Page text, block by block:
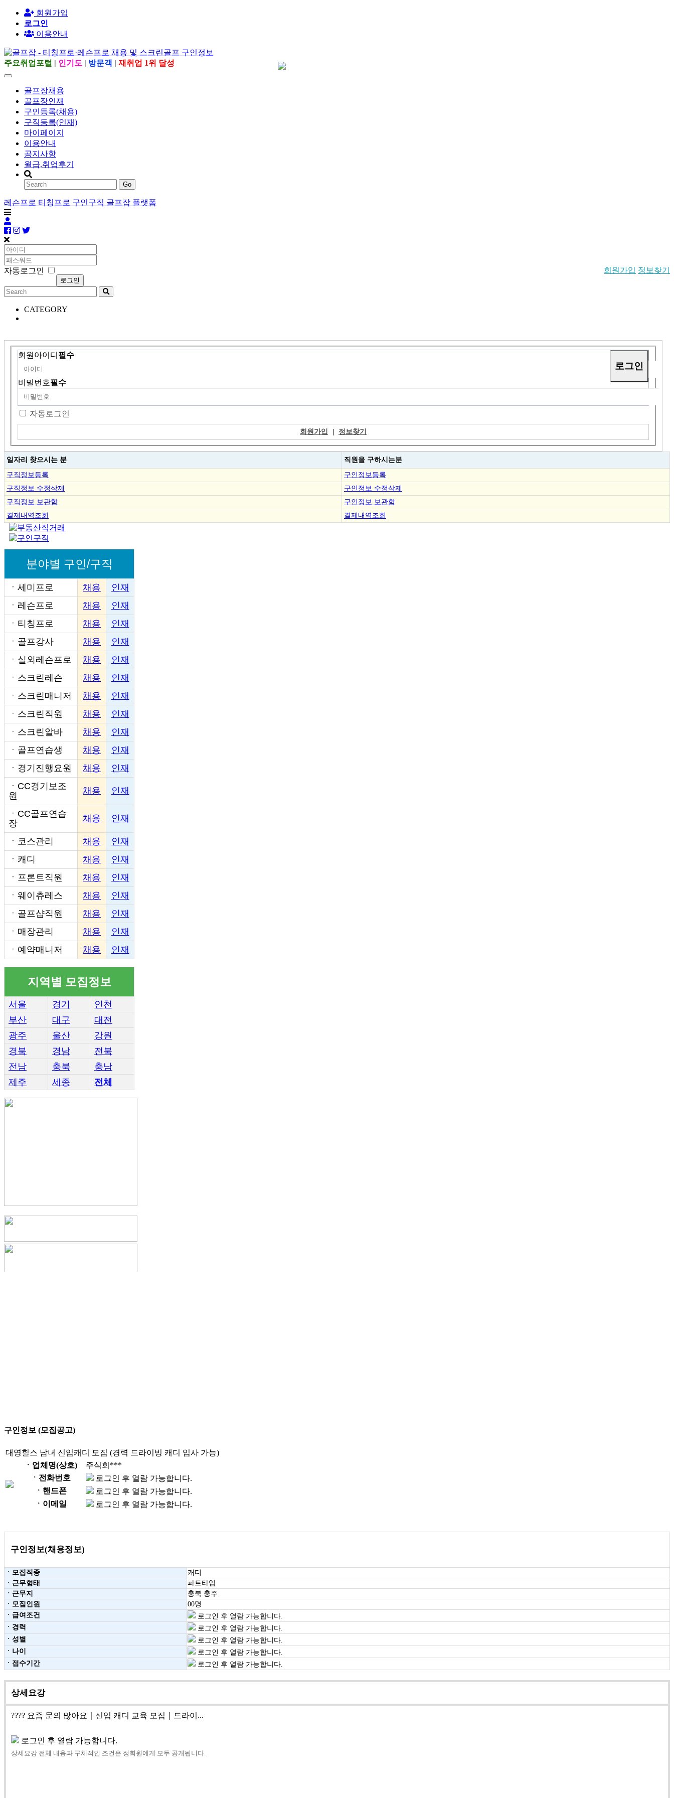
회원가입
로그인
이용안내
주요취업포털 | 인기도 | 방문객 | 재취업 1위 달성
골프장채용
골프장인재
구인등록(채용)
구직등록(인재)
마이페이지
이용안내
공지사항
월급,취업후기
Go
레슨프로 티칭프로 구인구직 골프잡 플랫폼
자동로그인 회원가입 정보찾기
CATEGORY
회원아이디 필수
비밀번호필수
자동로그인
회원가입 | 정보찾기
일자리 찾으시는 분 직원을 구하시는분
구직정보등록
구인정보등록
구직정보 수정삭제
구인정보 수정삭제
구직정보 보관함
구인정보 보관함
결제내역조회
결제내역조회
분야별 구인/구직
ㆍ 세미프로 채용
인재
ㆍ 레슨프로 채용
인재
ㆍ 티칭프로 채용
인재
ㆍ 골프강사 채용
인재
ㆍ 실외레슨프로 채용
인재
ㆍ 스크린레슨 채용
인재
ㆍ 스크린매니저 채용
인재
ㆍ 스크린직원 채용
인재
ㆍ 스크린알바 채용
인재
ㆍ 골프연습생 채용
인재
ㆍ 경기진행요원 채용
인재
ㆍ CC경기보조
원
채용 인재
ㆍ CC골프연습
장
채용 인재
ㆍ 코스관리 채용
인재
ㆍ 캐디 채용
인재
ㆍ 프론트직원 채용
인재
ㆍ 웨이츄레스 채용
인재
ㆍ 골프샵직원 채용
인재
ㆍ 매장관리 채용
인재
ㆍ 예약매니저 채용 인재
지역별 모집정보
서울 경기
인천
부산
대구
대전
광주
울산
강원
경북
경남
전북
전남
충북
충남
제주
세종 전체
구인정보 (모집공고)
대영힐스 남녀 신입캐디 모집 (경력 드라이빙 캐디 입사 가능)
ㆍ업체명(상호)
주식회***
ㆍ전화번호
로그인 후 열람 가능합니다.
ㆍ핸드폰
로그인 후 열람 가능합니다.
ㆍ이메일
로그인 후 열람 가능합니다.
구인정보(채용정보)
ㆍ모집직종
캐디
ㆍ근무형태
파트타임
ㆍ근무지
충북 충주
ㆍ모집인원
00명
ㆍ급여조건
로그인 후 열람 가능합니다.
ㆍ경력
로그인 후 열람 가능합니다.
ㆍ성별
로그인 후 열람 가능합니다.
ㆍ나이
로그인 후 열람 가능합니다.
ㆍ접수기간
로그인 후 열람 가능합니다.
상세요강
???? 요즘 문의 많아요｜신입 캐디 교육 모집｜드라이...
로그인 후 열람 가능합니다.
상세요강 전체 내용과 구체적인 조건은 정회원에게 모두 공개됩니다.